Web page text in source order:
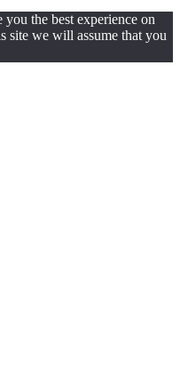
the best experience on
site we will assume that you